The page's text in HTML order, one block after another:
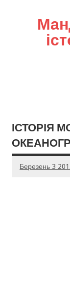
ІСТОРІЯ
Березень 3